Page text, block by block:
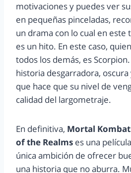
motivaciones y puedes ver
en pequeñas pinceladas,
un drama con lo cual en este
es un hito. En este caso,
todos los demás, es
historia desgarradora,
que hace que su nivel de
calidad del largometraje.
En definitiva, Mortal
of the Realms es una
única ambición de ofrecer
una historia que no aburra.